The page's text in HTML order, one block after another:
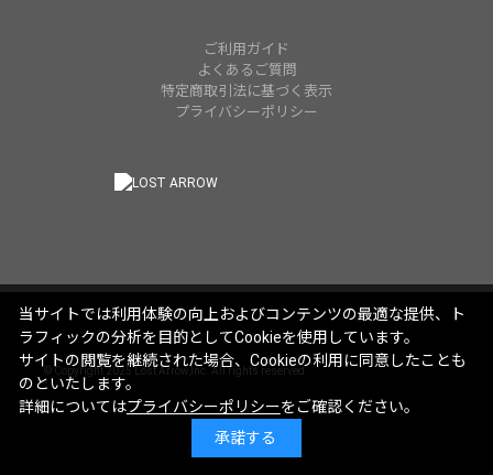
ご利用ガイド
よくあるご質問
特定商取引法に基づく表示
プライバシーポリシー
© Copyright 2025 Lost Arrow,Inc. All rights reserved.
当サイトでは利用体験の向上およびコンテンツの最適な提供、ト
ラフィックの分析を目的としてCookieを使用しています。
サイトの閲覧を継続された場合、Cookieの利用に同意したことも
のといたします。
詳細についてはプライバシーポリシーをご確認ください。
承諾する